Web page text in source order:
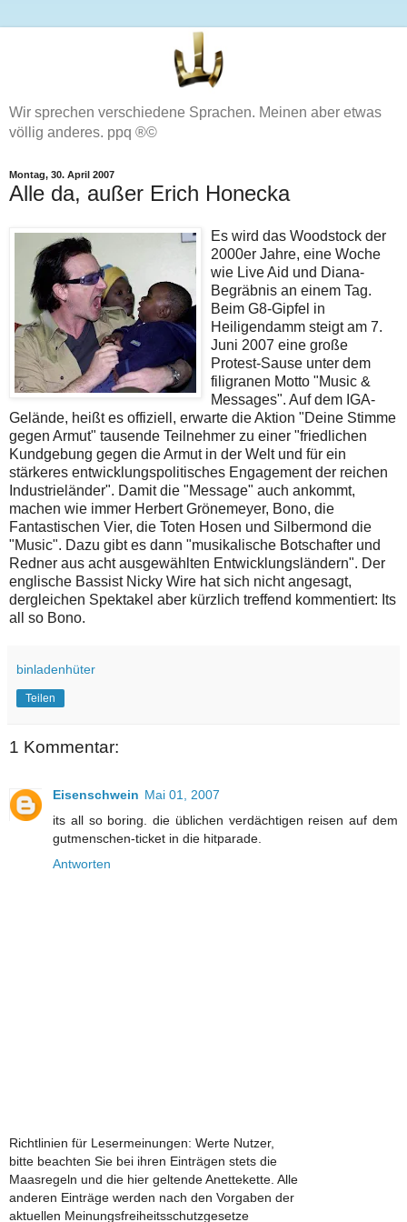
Wir sprechen verschiedene Sprachen. Meinen aber etwas
völlig anderes. ppq ®©
Montag, 30. April 2007
Alle da, außer Erich Honecka
Es wird das Woodstock der
2000er Jahre, eine Woche
wie Live Aid und Diana-
Begräbnis an einem Tag.
Beim G8-Gipfel in
Heiligendamm steigt am 7.
Juni 2007 eine große
Protest-Sause unter dem
filigranen Motto "Music &
Messages". Auf dem IGA-
Gelände, heißt es offiziell, erwarte die Aktion "Deine Stimme
gegen Armut" tausende Teilnehmer zu einer "friedlichen
Kundgebung gegen die Armut in der Welt und für ein
stärkeres entwicklungspolitisches Engagement der reichen
Industrieländer". Damit die "Message" auch ankommt,
machen wie immer Herbert Grönemeyer, Bono, die
Fantastischen Vier, die Toten Hosen und Silbermond die
"Music". Dazu gibt es dann "musikalische Botschafter und
Redner aus acht ausgewählten Entwicklungsländern". Der
englische Bassist Nicky Wire hat sich nicht angesagt,
dergleichen Spektakel aber kürzlich treffend kommentiert: Its
all so Bono.
binladenhüter
Teilen
1 Kommentar:
Eisenschwein Mai 01, 2007
its all so boring. die üblichen verdächtigen reisen auf dem
gutmenschen-ticket in die hitparade.
Antworten
Richtlinien für Lesermeinungen: Werte Nutzer,
bitte beachten Sie bei ihren Einträgen stets die
Maasregeln und die hier geltende Anettekette. Alle
anderen Einträge werden nach den Vorgaben der
aktuellen Meinungsfreiheitsschutzgesetze